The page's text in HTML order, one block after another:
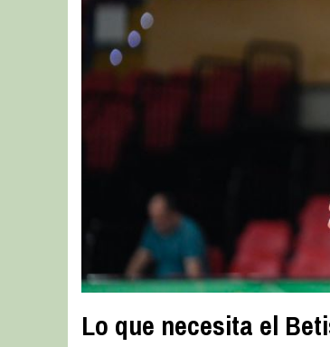
Lo que necesita el